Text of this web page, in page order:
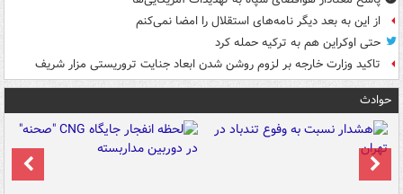
از این به بعد دیگر نامه‌های استقلال را امضا نمی‌کنم
حتی اوکراین هم به ترکیه حمله کرد
تاکید وزارت خارجه بر لزوم روشن شدن ابعاد جنایت تروریستی مزار شریف
حوادث